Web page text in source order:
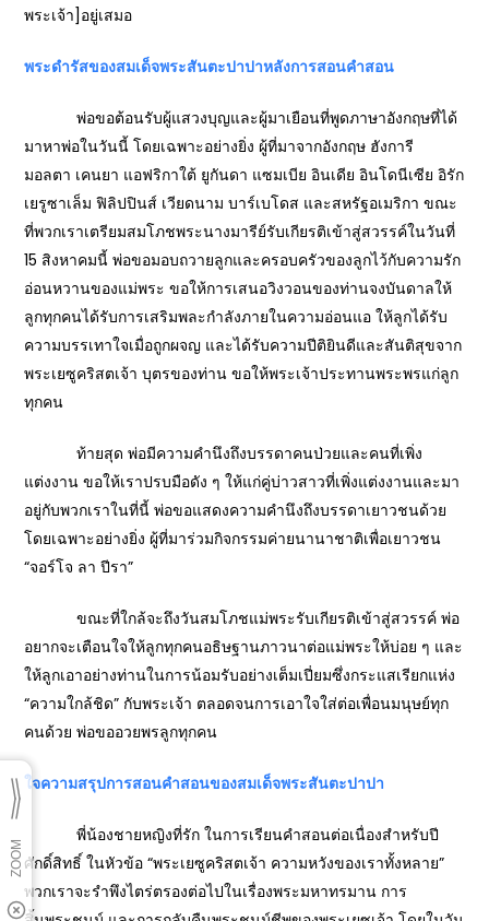
พระเจ้า]อยู่เสมอ
พระดำรัสของสมเด็จพระสันตะปาปาหลังการสอนคำสอน
พ่อขอต้อนรับผู้แสวงบุญและผู้มาเยือนที่พูดภาษาอังกฤษที่ได้
มาหาพ่อในวันนี้ โดยเฉพาะอย่างยิ่ง ผู้ที่มาจากอังกฤษ ฮังการี
มอลตา เคนยา แอฟริกาใต้ ยูกันดา แซมเบีย อินเดีย อินโดนีเซีย อิรัก
เยรูซาเล็ม ฟิลิปปินส์ เวียดนาม บาร์เบโดส และสหรัฐอเมริกา ขณะ
ที่พวกเราเตรียมสมโภชพระนางมารีย์รับเกียรติเข้าสู่สวรรค์ในวันที่
15 สิงหาคมนี้ พ่อขอมอบถวายลูกและครอบครัวของลูกไว้กับความรัก
อ่อนหวานของแม่พระ ขอให้การเสนอวิงวอนของท่านจงบันดาลให้
ลูกทุกคนได้รับการเสริมพละกำลังภายในความอ่อนแอ ให้ลูกได้รับ
ความบรรเทาใจเมื่อถูกผจญ และได้รับความปีติยินดีและสันติสุขจาก
พระเยซูคริสตเจ้า บุตรของท่าน ขอให้พระเจ้าประทานพระพรแก่ลูก
ทุกคน
ท้ายสุด พ่อมีความคำนึงถึงบรรดาคนป่วยและคนที่เพิ่ง
แต่งงาน ขอให้เราปรบมือดัง ๆ ให้แก่คู่บ่าวสาวที่เพิ่งแต่งงานและมา
อยู่กับพวกเราในที่นี้ พ่อขอแสดงความคำนึงถึงบรรดาเยาวชนด้วย
โดยเฉพาะอย่างยิ่ง ผู้ที่มาร่วมกิจกรรมค่ายนานาชาติเพื่อเยาวชน
“จอร์โจ ลา ปีรา”
ขณะที่ใกล้จะถึงวันสมโภชแม่พระรับเกียรติเข้าสู่สวรรค์ พ่อ
อยากจะเตือนใจให้ลูกทุกคนอธิษฐานภาวนาต่อแม่พระให้บ่อย ๆ และ
ให้ลูกเอาอย่างท่านในการน้อมรับอย่างเต็มเปี่ยมซึ่งกระแสเรียกแห่ง
“ความใกล้ชิด” กับพระเจ้า ตลอดจนการเอาใจใส่ต่อเพื่อนมนุษย์ทุก
คนด้วย พ่อขออวยพรลูกทุกคน
ใจความสรุปการสอนคำสอนของสมเด็จพระสันตะปาปา
พี่น้องชายหญิงที่รัก ในการเรียนคำสอนต่อเนื่องสำหรับปี
ศักดิ์สิทธิ์ ในหัวข้อ “พระเยซูคริสตเจ้า ความหวังของเราทั้งหลาย”
พวกเราจะรำพึงไตร่ตรองต่อไปในเรื่องพระมหาทรมาน การ